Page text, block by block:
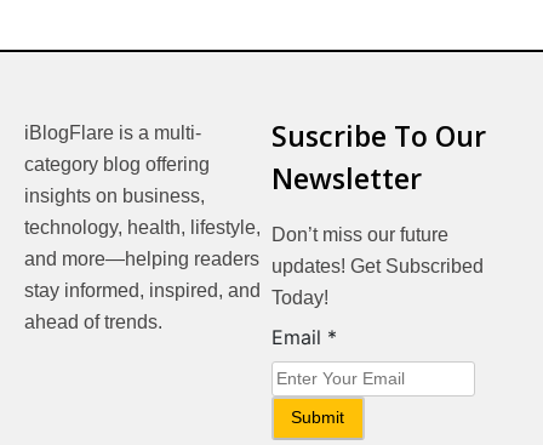
iBlogFlare is a multi-
category blog offering
insights on business,
technology, health, lifestyle,
and more—helping readers
stay informed, inspired, and
ahead of trends.
Suscribe To Our
Newsletter
Don’t miss our future
updates! Get Subscribed
Today!
Email
Email *
Submit